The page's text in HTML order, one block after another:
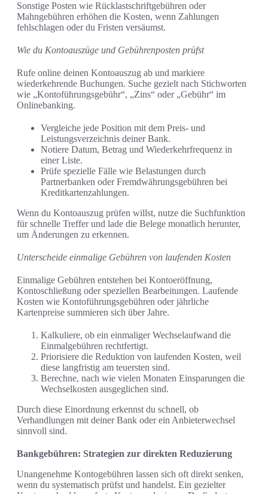
Sonstige Posten wie Rücklastschriftgebühren oder
Mahngebühren erhöhen die Kosten, wenn Zahlungen
fehlschlagen oder du Fristen versäumst.
Wie du Kontoauszüge und Gebührenposten prüfst
Rufe online deinen Kontoauszug ab und markiere
wiederkehrende Buchungen. Suche gezielt nach Stichworten
wie „Kontoführungsgebühr“, „Zins“ oder „Gebühr“ im
Onlinebanking.
Vergleiche jede Position mit dem Preis- und
Leistungsverzeichnis deiner Bank.
Notiere Datum, Betrag und Wiederkehrfrequenz in
einer Liste.
Prüfe spezielle Fälle wie Belastungen durch
Partnerbanken oder Fremdwährungsgebühren bei
Kreditkartenzahlungen.
Wenn du Kontoauszug prüfen willst, nutze die Suchfunktion
für schnelle Treffer und lade die Belege monatlich herunter,
um Änderungen zu erkennen.
Unterscheide einmalige Gebühren von laufenden Kosten
Einmalige Gebühren entstehen bei Kontoeröffnung,
Kontoschließung oder speziellen Bearbeitungen. Laufende
Kosten wie Kontoführungsgebühren oder jährliche
Kartenpreise summieren sich über Jahre.
Kalkuliere, ob ein einmaliger Wechselaufwand die
Einmalgebühren rechtfertigt.
Priorisiere die Reduktion von laufenden Kosten, weil
diese langfristig am teuersten sind.
Berechne, nach wie vielen Monaten Einsparungen die
Wechselkosten ausgeglichen sind.
Durch diese Einordnung erkennst du schnell, ob
Verhandlungen mit deiner Bank oder ein Anbieterwechsel
sinnvoll sind.
Bankgebühren: Strategien zur direkten Reduzierung
Unangenehme Kontogebühren lassen sich oft direkt senken,
wenn du systematisch prüfst und handelst. Ein gezielter